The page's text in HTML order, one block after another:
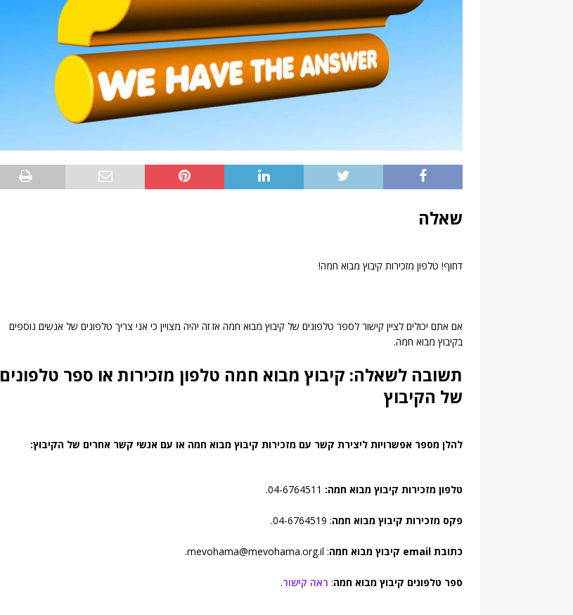
שאלה
דחוף! טלפון מזכירות קיבוץ מבוא חמה!
אם אתם יכולים לציין קישור לספר טלפונים של קיבוץ מבוא חמה אז זה יהיה מצויין כי אני צריך טלפונים של אנשים נוספים
בקיבוץ מבוא חמה.
תשובה לשאלה: קיבוץ מבוא חמה טלפון מזכירות או ספר טלפונים
של הקיבוץ
להלן מספר אפשרויות ליצירת קשר עם מזכירות קיבוץ מבוא חמה או עם אנשי קשר אחרים של הקיבוץ:
טלפון מזכירות קיבוץ מבוא חמה: 04-6764511.
פקס מזכירות קיבוץ מבוא חמה: 04-6764519.
כתובת email קיבוץ מבוא חמה : mevohama@mevohama.org.il.
ספר טלפונים קיבוץ מבוא חמה: ראה קישור.